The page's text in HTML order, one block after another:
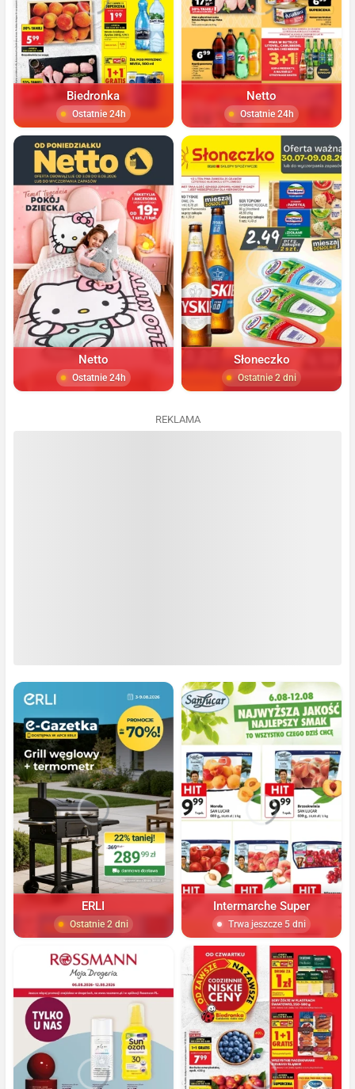
Biedronka
Ostatnie 24h
Netto
Ostatnie 24h
Netto
Ostatnie 24h
Słoneczko
Ostatnie 2 dni
REKLAMA
ERLI
Ostatnie 2 dni
Intermarche Super
Trwa jeszcze 5 dni